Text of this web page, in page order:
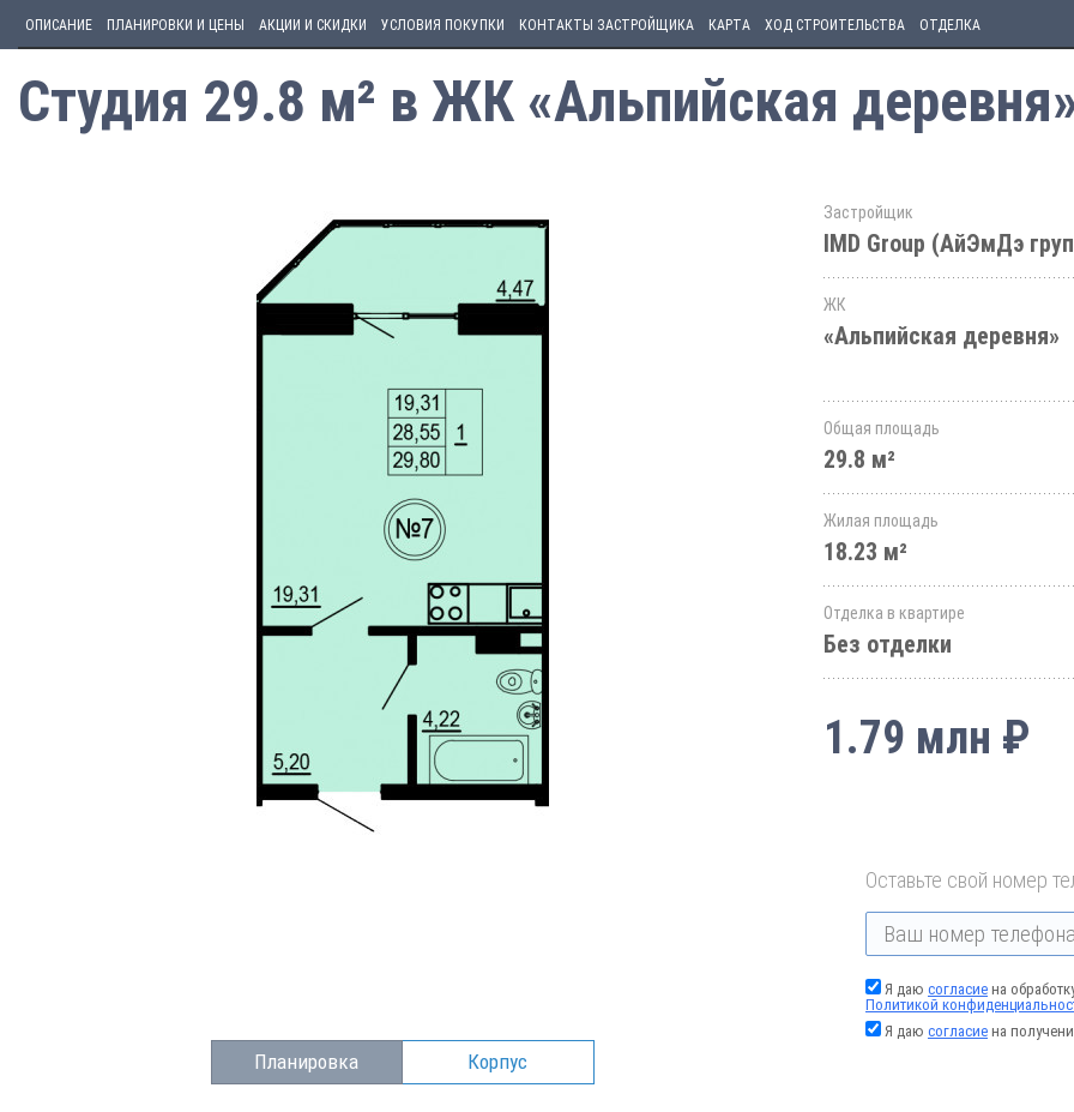
ОПИСАНИЕ ПЛАНИРОВКИ И ЦЕНЫ АКЦИИ И СКИДКИ УСЛОВИЯ ПОКУПКИ КОНТАКТЫ ЗАСТРОЙЩИКА КАРТА ХОД СТРОИТЕЛЬСТВА ОТДЕЛКА
Студия 29.8 м² в ЖК «Альпийская
Планировка Корпус
Застройщик
IMD Group (АйЭмДэ
ЖК
«Альпийская деревня»
Общая площадь
29.8 м²
Жилая площадь
18.23 м²
Отделка в квартире
Без отделки
1.79 млн ₽
Оставьте свой номер
Я даю согласие на
Политикой
Я даю согласие на